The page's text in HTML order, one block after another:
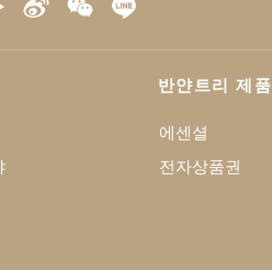
반얀트리 제품
에센셜
전자상품권